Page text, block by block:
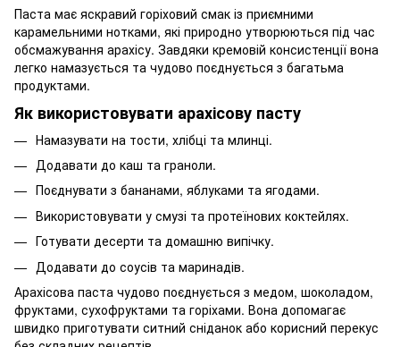
Паста має яскравий горіховий смак із приємними
карамельними нотками, які природно утворюються під час
обсмажування арахісу. Завдяки кремовій консистенції вона
легко намазується та чудово поєднується з багатьма
продуктами.
Як використовувати арахісову пасту
Намазувати на тости, хлібці та млинці.
Додавати до каш та граноли.
Поєднувати з бананами, яблуками та ягодами.
Використовувати у смузі та протеїнових коктейлях.
Готувати десерти та домашню випічку.
Додавати до соусів та маринадів.
Арахісова паста чудово поєднується з медом, шоколадом,
фруктами, сухофруктами та горіхами. Вона допомагає
швидко приготувати ситний сніданок або корисний перекус